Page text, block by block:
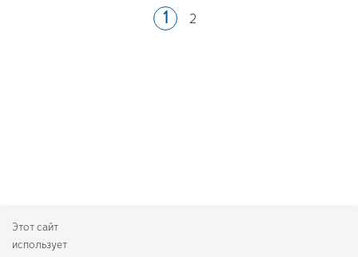
1 2
Этот сайт
использует